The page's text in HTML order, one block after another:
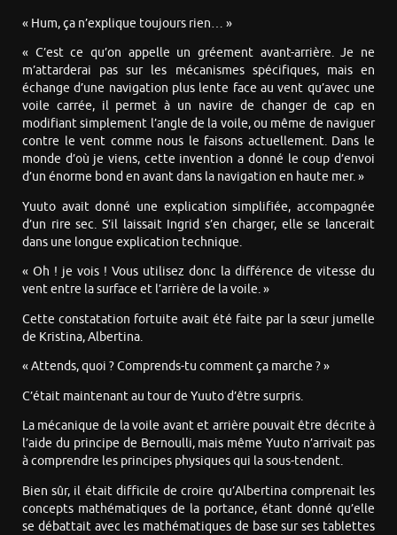
« Hum, ça n’explique toujours rien… »
« C’est ce qu’on appelle un gréement avant-arrière. Je ne
m’attarderai pas sur les mécanismes spécifiques, mais en
échange d’une navigation plus lente face au vent qu’avec une
voile carrée, il permet à un navire de changer de cap en
modifiant simplement l’angle de la voile, ou même de naviguer
contre le vent comme nous le faisons actuellement. Dans le
monde d’où je viens, cette invention a donné le coup d’envoi
d’un énorme bond en avant dans la navigation en haute mer. »
Yuuto avait donné une explication simplifiée, accompagnée
d’un rire sec. S’il laissait Ingrid s’en charger, elle se lancerait
dans une longue explication technique.
« Oh ! je vois ! Vous utilisez donc la différence de vitesse du
vent entre la surface et l’arrière de la voile. »
Cette constatation fortuite avait été faite par la sœur jumelle
de Kristina, Albertina.
« Attends, quoi ? Comprends-tu comment ça marche ? »
C’était maintenant au tour de Yuuto d’être surpris.
La mécanique de la voile avant et arrière pouvait être décrite à
l’aide du principe de Bernoulli, mais même Yuuto n’arrivait pas
à comprendre les principes physiques qui la sous-tendent.
Bien sûr, il était difficile de croire qu’Albertina comprenait les
concepts mathématiques de la portance, étant donné qu’elle
se débattait avec les mathématiques de base sur ses tablettes